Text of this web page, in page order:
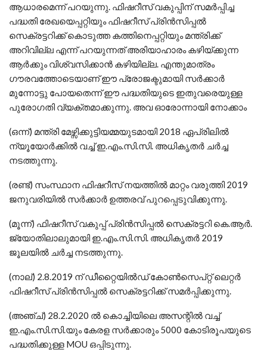
ആധാരമെന്ന് പറയുന്നു. ഫിഷറീസ് വകുപ്പിന് സമര്‍പ്പിച്ച
പദ്ധതി രേഖയെപ്പറ്റിയും ഫിഷറീസ് പ്രിന്‍സിപ്പല്‍
സെക്രട്ടറിക്ക് കൊടുത്ത കത്തിനെപ്പറ്റിയും മന്ത്രിക്ക്
അറിവില്ല എന്ന് പറയുന്നത് അരിയാഹാരം കഴിയ്ക്കുന്ന
ആര്‍ക്കും വിശ്വസിക്കാന്‍ കഴിയില്ല. എന്തുമാത്രം
ഗൗരവത്തോടെയാണ് ഈ പ്രോജക്ടുമായി സര്‍ക്കാര്‍
മുന്നോട്ടു പോയതെന്ന് ഈ പദ്ധതിയുടെ ഇതുവരെയുള്ള
പുരോഗതി വ്യക്തമാക്കുന്നു. അവ ഓരോന്നായി നോക്കാം
(ഒന്ന്) മന്ത്രി മേഴ്സിക്കുട്ടിയമ്മയുടമായി 2018 ഏപ്രിലില്‍
ന്യൂയോര്‍ക്കില്‍ വച്ച് ഇ.എം.സി.സി. അധികൃതര്‍ ചര്‍ച്ച
നടത്തുന്നു.
(രണ്ട്) സംസ്ഥാന ഫിഷറീസ് നയത്തില്‍ മാറ്റം വരുത്തി 2019
ജനുവരിയില്‍ സര്‍ക്കാര്‍ ഉത്തരവ് പുറപ്പെടുവിക്കുന്നു.
(മൂന്ന്) ഫിഷറീസ് വകുപ്പ് പ്രിന്‍സിപ്പല്‍ സെക്രട്ടറി കെ.ആര്‍.
ജ്യോതിലാലുമായി ഇ.എം.സി.സി. അധികൃതര്‍ 2019
ജൂലയില്‍ ചര്‍ച്ച നടത്തുന്നു.
(നാല്) 2.8.2019 ന് ഡീറ്റൈയില്‍ഡ് കോണ്‍സെപ്റ്റ് ലെറ്റര്‍
ഫിഷറീസ് പ്രിന്‍സിപ്പല്‍ സെക്രട്ടറിക്ക് സമര്‍പ്പിക്കുന്നു.
(അഞ്ച്) 28.2.2020 ല്‍ കൊച്ചിയിലെ അസന്റില്‍ വച്ച്
ഇ.എം.സി.സി.യും കേരള സര്‍ക്കാരും 5000 കോടിരൂപയുടെ
പദ്ധതിക്കുള്ള MOU ഒപ്പിടുന്നു.